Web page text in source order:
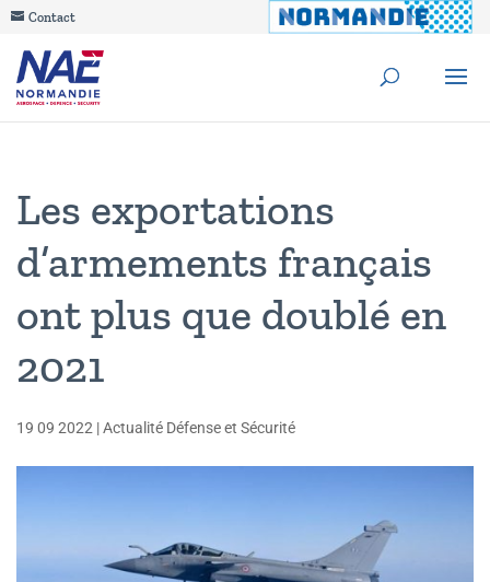
Contact
Les exportations
d’armements français
ont plus que doublé en
2021
19 09 2022 |Actualité Défense et Sécurité